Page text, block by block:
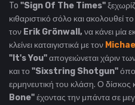
To "Sign Of The Times"
κιθαριστικό σόλο και ακολουθεί
τον Erik Grönwall,να κάνει μία
κλείνει καταιγιστικά με τον
"It's You"απογειώνεται χάριν
και το "Sixstring Shotgun"
ερμηνευτική του κλάση. Ο δίσκος
Bone"έχοντας την μπάντα σε